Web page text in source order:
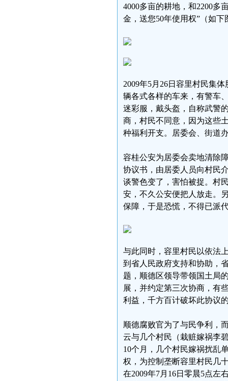
4000多亩的耕地，和2200多
金，送您50年使用权”（如下
2009年5月26日容里村民集
辆各式各样的车来，有警车
迷彩服，戴头盔，自称武警
商，村民不同意，因为这些
种福利开支。居委会、街道
容桂公安为居委会卖地清除
协议书，由居委人员向村民
谈警色变了，害怕被捉。村
安，不久公安便把人放走。
保障，于是恐慌，不得已派
与此同时，容里村民以依法
到省人民政府支持和协助，
题，顺德区领导带领国土局
展，并约定第三次协商，有
利益，千方百计破坏此协
顺德腐败官为了与民争利，
云与几个村民（栽赃嫁祸李
10个月，几个村民嫁祸扰乱
权，为控制垄断容里村民几
在2009年7月16日零晨5点左